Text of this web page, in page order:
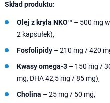
Skład produktu:
Olej z kryla NKO™ – 500 mg
2 kapsułek),
Fosfolipidy – 210 mg / 420
Kwasy omega-3 – 150 mg /
mg, DHA 42,5 mg / 85 mg),
Cholina – 25 mg / 50 mg,